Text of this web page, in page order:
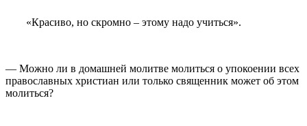
«Красиво, но скромно – этому надо учиться».
— Можно ли в домашней молитве молиться о упокоении всех
православных христиан или только священник может об этом
молиться?